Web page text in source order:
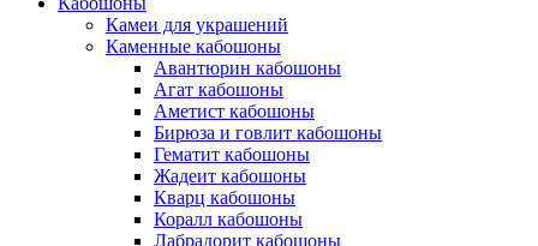
Камеи для украшений
Каменные кабошоны
Авантюрин кабошоны
Агат кабошоны
Аметист кабошоны
Бирюза и говлит кабошоны
Гематит кабошоны
Жадеит кабошоны
Кварц кабошоны
Коралл кабошоны
Лабрадорит кабошоны